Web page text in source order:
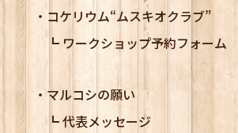
コケリウム“ムスキオクラブ”
ワークショップ予約フォーム
マルコシの願い
代表メッセージ